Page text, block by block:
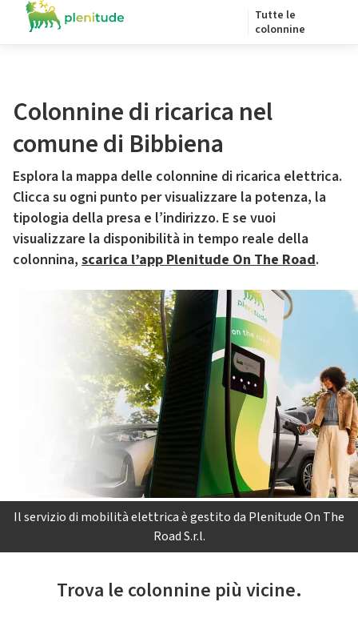
Tutte le
colonnine
Colonnine di ricarica nel
comune di Bibbiena
Esplora la mappa delle colonnine di ricarica elettrica.
Clicca su ogni punto per visualizzare la potenza, la
tipologia della presa e l’indirizzo. E se vuoi
visualizzare la disponibilità in tempo reale della
colonnina, scarica l’app Plenitude On The Road.
Il servizio di mobilità elettrica è gestito da Plenitude On The
Road S.r.l.
Trova le colonnine più vicine.